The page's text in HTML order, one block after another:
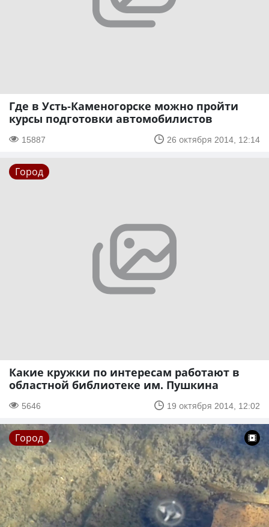
Где в Усть-Каменогорске можно пройти
курсы подготовки автомобилистов
15887 26 октября 2014, 12:14
Город
Какие кружки по интересам работают в
областной библиотеке им. Пушкина
5646 19 октября 2014, 12:02
Город